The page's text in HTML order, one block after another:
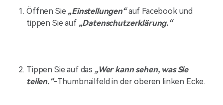
Öffnen Sie „Einstellungen“auf Facebook und
tippen Sie auf „Datenschutzerklärung.“
Tippen Sie auf das „Wer kann sehen, was Sie
teilen.“-Thumbnailfeld in der oberen linken Ecke.